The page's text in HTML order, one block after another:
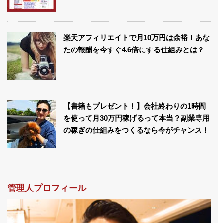
楽天アフィリエイトで月10万円は余裕！あな
たの報酬を今すぐ4.6倍にする仕組みとは？
【書籍もプレゼント！】会社終わりの1時間
を使って月30万円稼げるって本当？副業専用
の稼ぎの仕組みをつくるなら今がチャンス！
管理人プロフィール